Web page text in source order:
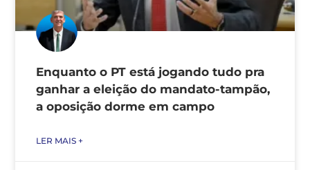
Enquanto o PT está jogando tudo pra
ganhar a eleição do mandato-tampão,
a oposição dorme em campo
LER MAIS +